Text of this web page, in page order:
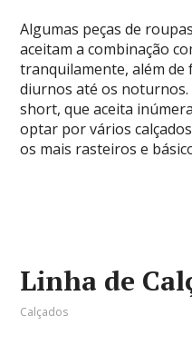
Algumas peças de
aceitam a combinação
tranquilamente, além de
diurnos até os noturnos.
short, que aceita
optar por vários
os mais rasteiros e
Linha de
Calçados